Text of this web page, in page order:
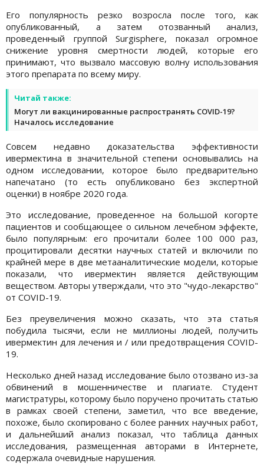
Его популярность резко возросла после того, как
опубликованный, а затем отозванный анализ,
проведенный группой Surgisphere, показал огромное
снижение уровня смертности людей, которые его
принимают, что вызвало массовую волну использования
этого препарата по всему миру.
Читай также:
Могут ли вакцинированные распространять COVID-19?
Началось исследование
Совсем недавно доказательства эффективности
ивермектина в значительной степени основывались на
одном исследовании, которое было предварительно
напечатано (то есть опубликовано без экспертной
оценки) в ноябре 2020 года.
Это исследование, проведенное на большой когорте
пациентов и сообщающее о сильном лечебном эффекте,
было популярным: его прочитали более 100 000 раз,
процитировали десятки научных статей и включили по
крайней мере в две метааналитические модели, которые
показали, что ивермектин является действующим
веществом. Авторы утверждали, что это "чудо-лекарство"
от COVID-19.
Без преувеличения можно сказать, что эта статья
побудила тысячи, если не миллионы людей, получить
ивермектин для лечения и / или предотвращения COVID-
19.
Несколько дней назад исследование было отозвано из-за
обвинений в мошенничестве и плагиате. Студент
магистратуры, которому было поручено прочитать статью
в рамках своей степени, заметил, что все введение,
похоже, было скопировано с более ранних научных работ,
и дальнейший анализ показал, что таблица данных
исследования, размещенная авторами в Интернете,
содержала очевидные нарушения.